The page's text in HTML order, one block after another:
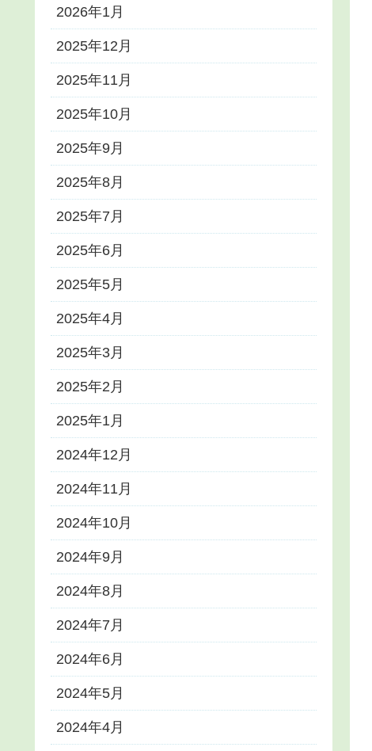
2026年1月
2025年12月
2025年11月
2025年10月
2025年9月
2025年8月
2025年7月
2025年6月
2025年5月
2025年4月
2025年3月
2025年2月
2025年1月
2024年12月
2024年11月
2024年10月
2024年9月
2024年8月
2024年7月
2024年6月
2024年5月
2024年4月